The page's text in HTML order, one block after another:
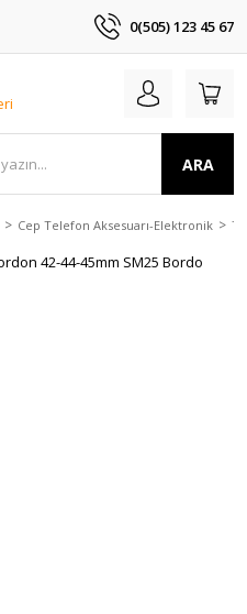
0(505) 123 45 67
ARA
Cep Telefon Aksesuarı-Elektronik